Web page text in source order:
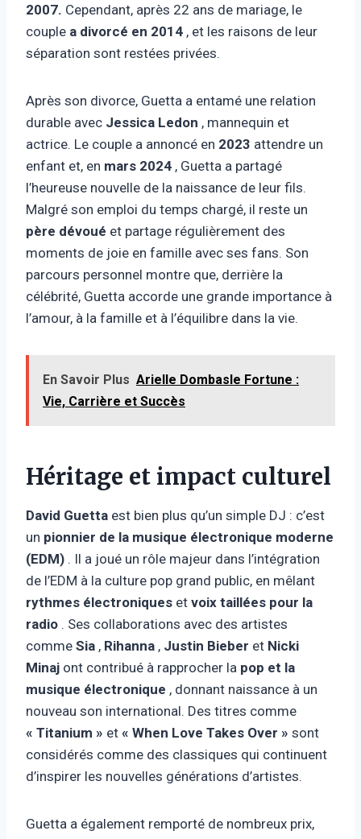
2007. Cependant, après 22 ans de mariage, le
couple a divorcé en 2014 , et les raisons de leur
séparation sont restées privées.
Après son divorce, Guetta a entamé une relation
durable avec Jessica Ledon , mannequin et
actrice. Le couple a annoncé en 2023 attendre un
enfant et, en mars 2024 , Guetta a partagé
l’heureuse nouvelle de la naissance de leur fils.
Malgré son emploi du temps chargé, il reste un
père dévoué et partage régulièrement des
moments de joie en famille avec ses fans. Son
parcours personnel montre que, derrière la
célébrité, Guetta accorde une grande importance à
l’amour, à la famille et à l’équilibre dans la vie.
En Savoir Plus Arielle Dombasle Fortune :
Vie, Carrière et Succès
Héritage et impact culturel
David Guetta est bien plus qu’un simple DJ : c’est
un pionnier de la musique électronique moderne
(EDM) . Il a joué un rôle majeur dans l’intégration
de l’EDM à la culture pop grand public, en mêlant
rythmes électroniques et voix taillées pour la
radio . Ses collaborations avec des artistes
comme Sia , Rihanna , Justin Bieber et Nicki
Minaj ont contribué à rapprocher la pop et la
musique électronique , donnant naissance à un
nouveau son international. Des titres comme
« Titanium » et « When Love Takes Over » sont
considérés comme des classiques qui continuent
d’inspirer les nouvelles générations d’artistes.
Guetta a également remporté de nombreux prix,